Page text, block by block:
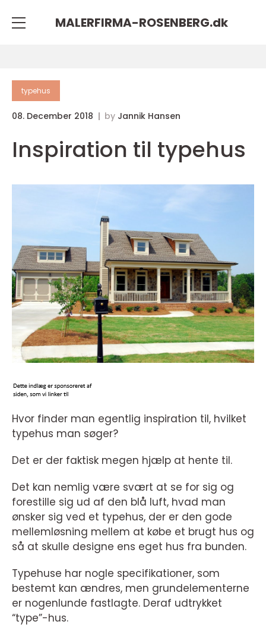
MALERFIRMA-ROSENBERG.dk
typehus
08. December 2018 by Jannik Hansen
Inspiration til typehus
Hvor finder man egentlig inspiration til, hvilket
typehus man søger?
Det er der faktisk megen hjælp at hente til.
Det kan nemlig være svært at se for sig og
forestille sig ud af den blå luft, hvad man
ønsker sig ved et typehus, der er den gode
mellemløsning mellem at købe et brugt hus og
så at skulle designe ens eget hus fra bunden.
Typehuse har nogle specifikationer, som
bestemt kan ændres, men grundelementerne
er nogenlunde fastlagte. Deraf udtrykket
“type”-hus.